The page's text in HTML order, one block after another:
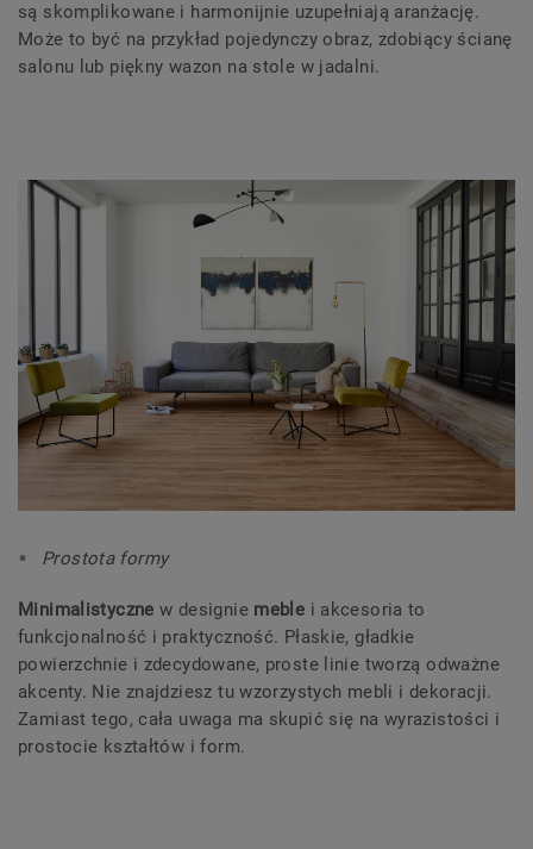
są skomplikowane i harmonijnie uzupełniają aranżację.
Może to być na przykład pojedynczy obraz, zdobiący ścianę
salonu lub piękny wazon na stole w jadalni.
Prostota formy
Minimalistyczne w designie meble i akcesoria to
funkcjonalność i praktyczność. Płaskie, gładkie
powierzchnie i zdecydowane, proste linie tworzą odważne
akcenty. Nie znajdziesz tu wzorzystych mebli i dekoracji.
Zamiast tego, cała uwaga ma skupić się na wyrazistości i
prostocie kształtów i form.